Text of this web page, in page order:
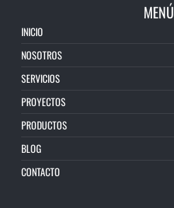
MENÚ
INICIO
NOSOTROS
SERVICIOS
PROYECTOS
PRODUCTOS
BLOG
CONTACTO